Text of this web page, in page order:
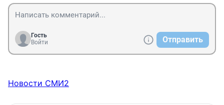
Гость
Войти
Отправить
Новости СМИ2